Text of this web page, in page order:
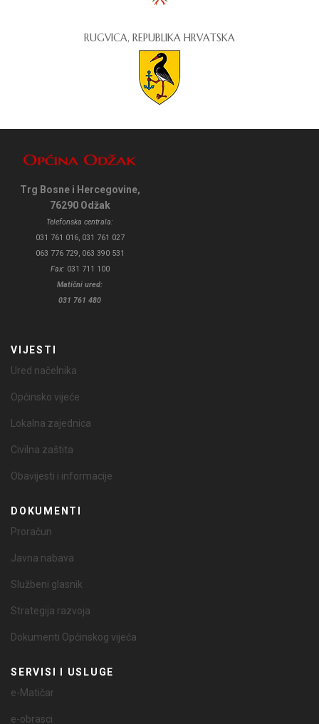
RUGVICA, REPUBLIKA HRVATSKA
Trg Bosne i Hercegovine,
76290 Odžak
Telefonska centrala:
031 761 016, 031 761 027
063 776 729, 063 390 531
Fax: 031 711 100
Matični ured:
031 761 480
VIJESTI
Ured načelnika
Općinsko vijeće
Lokalna zajednica
Civilna zaštita
Obavijesti i informacije
DOKUMENTI
Proračun
Javna nabava
Službeni glasnik
Strategija razvoja
Dokumenti Općinskog vijeća
SERVISI I USLUGE
e-Matičar
e-obrasci